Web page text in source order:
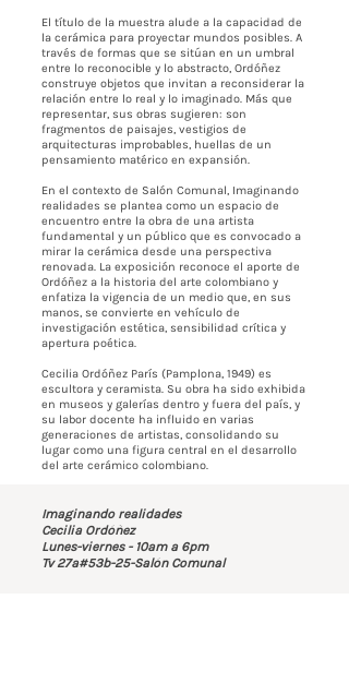
El título de la muestra alude a la capacidad de
la cerámica para proyectar mundos posibles. A
través de formas que se sitúan en un umbral
entre lo reconocible y lo abstracto, Ordóñez
construye objetos que invitan a reconsiderar la
relación entre lo real y lo imaginado. Más que
representar, sus obras sugieren: son
fragmentos de paisajes, vestigios de
arquitecturas improbables, huellas de un
pensamiento matérico en expansión.
En el contexto de Salón Comunal, Imaginando
realidades se plantea como un espacio de
encuentro entre la obra de una artista
fundamental y un público que es convocado a
mirar la cerámica desde una perspectiva
renovada. La exposición reconoce el aporte de
Ordóñez a la historia del arte colombiano y
enfatiza la vigencia de un medio que, en sus
manos, se convierte en vehículo de
investigación estética, sensibilidad crítica y
apertura poética.
Cecilia Ordóñez París (Pamplona, 1949) es
escultora y ceramista. Su obra ha sido exhibida
en museos y galerías dentro y fuera del país, y
su labor docente ha influido en varias
generaciones de artistas, consolidando su
lugar como una figura central en el desarrollo
del arte cerámico colombiano.
Imaginando realidades
Cecilia Ordóñez
Lunes-viernes - 10am a 6pm
Tv 27a#53b-25-Salón Comunal